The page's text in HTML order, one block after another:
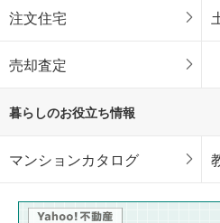
注文住宅
売却査定
暮らしのお役立ち情報
マンションカタログ